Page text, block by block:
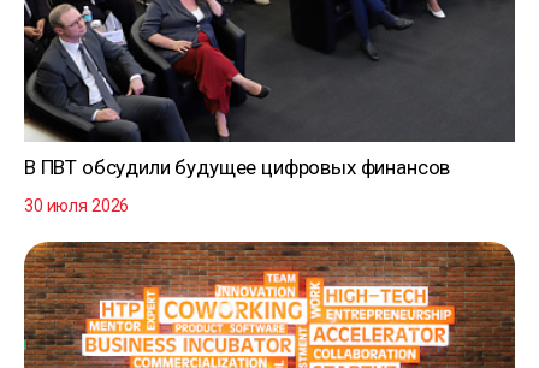
В ПВТ обсудили будущее цифровых финансов
30 июля 2026